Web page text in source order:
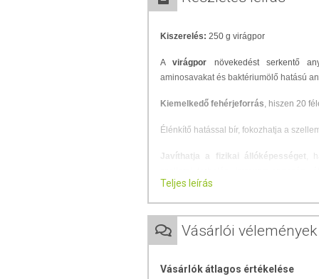
Kiszerelés: 250 g virágpor
Avirágpor növekedést serkentő
aminosavakat és baktériumölő hatású
Kiemelkedő fehérjeforrás, hiszen 20
Élénkítő hatással bír, fokozhatja a
Javíthatja a fizikai állóképességet ,
zavarok és szívgyengeség esetén. Jó
csökkenteni a koleszterinszintet,
Adagolási javaslat:
nem forró teába keverve, vagy egy kanál
Teljes leírás
Vásárlói vélemények
Vásárlók átlagos értékelése